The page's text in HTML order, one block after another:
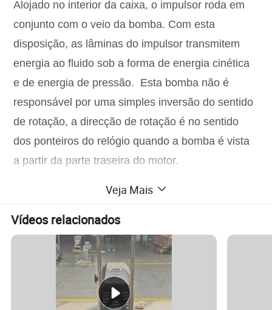
Alojado no interior da caixa, o impulsor roda em
conjunto com o veio da bomba. Com esta
disposição, as lâminas do impulsor transmitem
energia ao fluido sob a forma de energia cinética
e de energia de pressão. Esta bomba não é
responsável por uma simples inversão do sentido
de rotação, a direcção de rotação é no sentido
dos ponteiros do relógio quando a bomba é vista
a partir da parte traseira do motor.
Parâmetros do produto
Fotos do produto
Veja Mais
Vídeos relacionados